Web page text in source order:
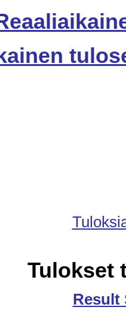
Tulokset
Result